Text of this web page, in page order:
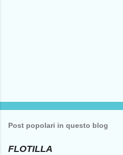
Post popolari in questo blog
FLOTILLA